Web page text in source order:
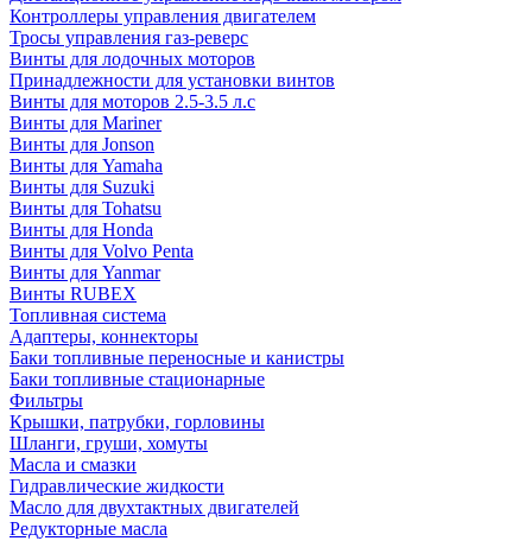
Контроллеры управления двигателем
Тросы управления газ-реверс
Винты для лодочных моторов
Принадлежности для установки винтов
Винты для моторов 2.5-3.5 л.с
Винты для Mariner
Винты для Jonson
Винты для Yamaha
Винты для Suzuki
Винты для Tohatsu
Винты для Honda
Винты для Volvo Penta
Винты для Yanmar
Винты RUBEX
Топливная система
Адаптеры, коннекторы
Баки топливные переносные и канистры
Баки топливные стационарные
Фильтры
Крышки, патрубки, горловины
Шланги, груши, хомуты
Масла и смазки
Гидравлические жидкости
Масло для двухтактных двигателей
Редукторные масла